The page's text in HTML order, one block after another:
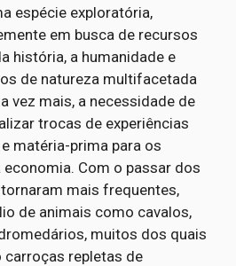
espécie exploratória,
em busca de recursos
história, a humanidade e
de natureza multifacetada
vez mais, a necessidade de
trocas de experiências
matéria-prima para os
Com o passar dos
mais frequentes,
de animais como cavalos,
muitos dos quais
repletas de